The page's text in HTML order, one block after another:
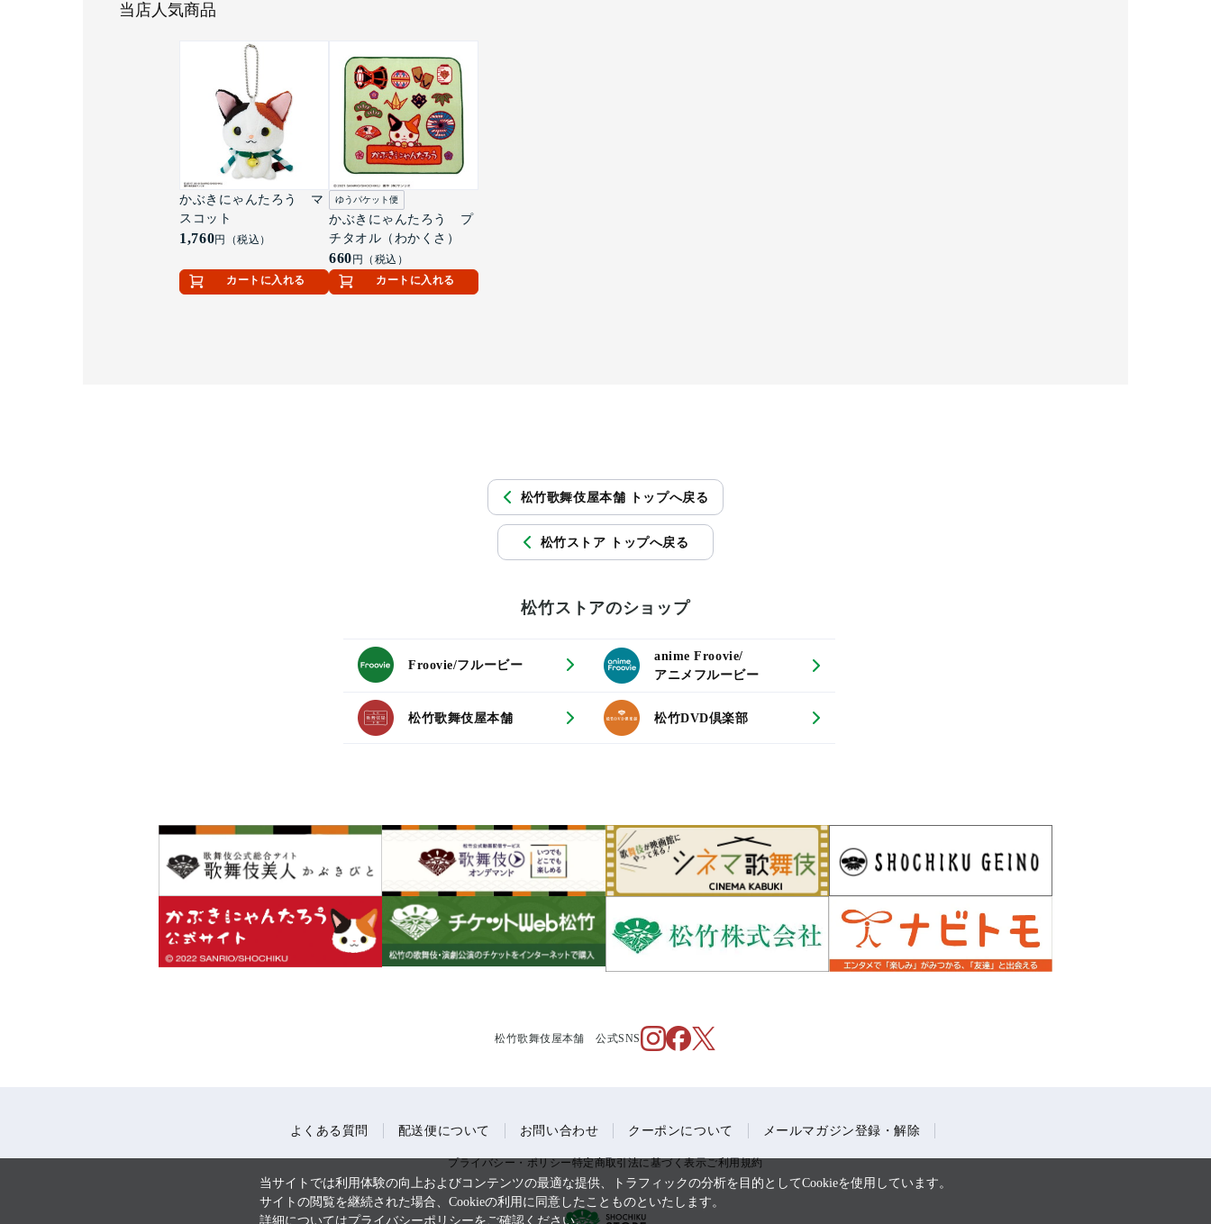
当店人気商品
かぶきにゃんたろう マ
スコット
1,760円（税込）
カートに入れる
ゆうパケット便
かぶきにゃんたろう プ
チタオル（わかくさ）
660 円（税込）
カートに入れる
松竹歌舞伎屋本舗 トップへ戻る
松竹ストア トップへ戻る
松竹ストアのショップ
Froovie/フルービー
anime Froovie/
アニメフルービー
松竹歌舞伎屋本舗 松竹DVD倶楽部
松竹歌舞伎屋本舗 公式SNS
よくある質問 配送便について お問い合わせ クーポンについて メールマガジン登録・解除
プライバシー・ポリシー特定商取引法に基づく表示ご利用規約
当サイトでは利用体験の向上およびコンテンツの最適な提供、トラフィックの分析を目的としてCookieを使用しています。
サイトの閲覧を継続された場合、Cookieの利用に同意したことものといたします。
詳細についてはプライバシーポリシーをご確認ください。